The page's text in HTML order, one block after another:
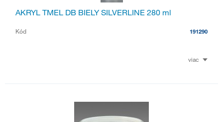
AKRYL TMEL DB BIELY SILVERLINE 280 ml
Kód 191290
viac